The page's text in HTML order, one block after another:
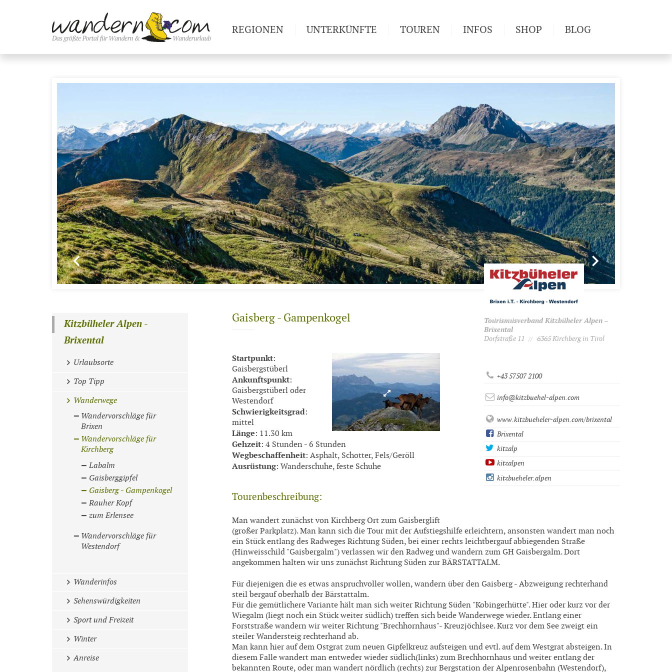
Gaisberg - Gampenkogel
Startpunkt:
Gaisbergstüberl
Ankunftspunkt:
Gaisbergstüberl oder
Westendorf
Schwierigkeitsgrad:
mittel
Länge: 11.30 km
Gehzeit: 4 Stunden - 6 Stunden
Wegbeschaffenheit: Asphalt, Schotter, Fels/Geröll
Ausrüstung: Wanderschuhe, feste Schuhe
Tourenbeschreibung:
Man wandert zunächst von Kirchberg Ort zum Gaisberglift
(großer Parkplatz). Man kann sich die Tour mit der Aufstiegshilfe erleichtern, ansonsten wandert man noch
ein Stück entlang des Radweges Richtung Süden, bei einer rechts leichtbergauf abbiegenden Straße
(Hinweisschild "Gaisbergalm") verlassen wir den Radweg und wandern zum GH Gaisbergalm. Dort
angekommen halten wir uns zunächst Richtung Süden zur BÄRSTATTALM.
Für diejenigen die es etwas anspruchvoller wollen, wandern über den Gaisberg - Abzweigung rechterhand
steil bergauf oberhalb der Bärstattalm.
Für die gemütlichere Variante hält man sich weiter Richtung Süden "Kobingerhütte". Hier oder kurz vor der
Wiegalm (liegt noch ein Stück weiter südlich) treffen sich beide Wanderwege wieder. Entlang einer
Forststraße wandern wir weiter Richtung "Brechhornhaus"- Kreuzjöchlsee. Kurz vor dem See zweigt ein
steiler Wandersteig rechterhand ab.
Man kann hier auf dem Ostgrat zum neuen Gipfelkreuz aufsteigen und evtl. auf dem Westgrat absteigen. In
diesem Falle wandert man entweder wieder südlich(links) zum Brechhornhaus und weiter entlang der
bekannten Route, oder man wandert nördlich (rechts) zur Bergstation der Alpenrosenbahn (Westendorf),
Tourismusverband Kitzbüheler Alpen –
Brixental
Dorfstraße 11
// 6365 Kirchberg in Tirol
+43 57507 2100
info@kitzbuehel-alpen.com
www.kitzbueheler-alpen.com/brixental
Brixental
kitzalp
kitzalpen
kitzbueheler.alpen
Kitzbüheler Alpen -
Brixental
Urlaubsorte
Top Tipp
Wanderwege
Wandervorschläge für
Brixen
Wandervorschläge für
Kirchberg
Labalm
Gaisberggipfel
Gaisberg - Gampenkogel
Rauher Kopf
zum Erlensee
Wandervorschläge für
Westendorf
Wanderinfos
Sehenswürdigkeiten
Sport und Freizeit
Winter
Anreise
REGIONEN UNTERKÜNFTE TOUREN INFOS
Pflanzen
Newsletter
SHOP BLOG